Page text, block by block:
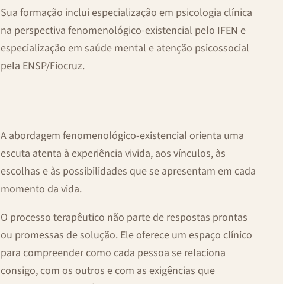
Sua formação inclui especialização em psicologia clínica
na perspectiva fenomenológico-existencial pelo IFEN e
especialização em saúde mental e atenção psicossocial
pela ENSP/Fiocruz.
A abordagem fenomenológico-existencial orienta uma
escuta atenta à experiência vivida, aos vínculos, às
escolhas e às possibilidades que se apresentam em cada
momento da vida.
O processo terapêutico não parte de respostas prontas
ou promessas de solução. Ele oferece um espaço clínico
para compreender como cada pessoa se relaciona
consigo, com os outros e com as exigências que